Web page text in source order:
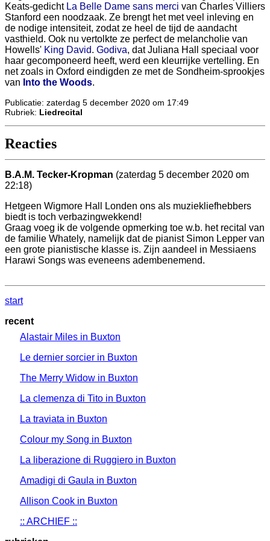
Keats-gedicht La Belle Dame sans merci van Charles Villiers
Stanford een noodzaak. Ze brengt het met veel inleving en
de nodige intensiteit, zodat ze heel de tijd de aandacht
vasthield. Ook nu vertolkte ze perfect de melancholie van
Howells' King David. Godiva, dat Juliana Hall speciaal voor
haar gecomponeerd heeft, werd een kleurrijke vertelling. En
net zoals in Oxford eindigden ze met de Sondheim-sprookjes
van Into the Woods.
Publicatie: zaterdag 5 december 2020 om 17:49
Rubriek: Liedrecital
Reacties
B.A.M. Tecker-Kropman (zaterdag 5 december 2020 om
22:18)
Hetgeen Wigmore Hall Londen ons als muziekliefhebbers
biedt is toch verbazingwekkend!
Graag voeg ik de volgende opmerking toe w.b. het recital van
de familie Whately, namelijk dat de pianist Simon Lepper van
een grote pianistische klasse is. Zijn aandeel in Messiaens
Harawi Songs was eveneens adembenemend.
start
recent
Alastair Miles in Buxton
Le dernier sorcier in Buxton
The Merry Widow in Buxton
La clemenza di Tito in Buxton
La traviata in Buxton
Colour my Song in Buxton
La liberazione di Ruggiero in Buxton
Amadigi di Gaula in Buxton
Allison Cook in Buxton
:: ARCHIEF ::